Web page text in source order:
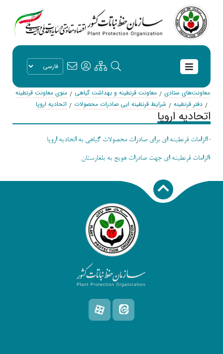
معاونت‌های ستادی معاونت قرنطینه و بهداشت گیاهی
منوی معاونت قرنطینه
دفتر قرنطینه
شرایط قرنطینه ایی صادرات محصولات اتحادیه اروپا
اتحادیه اروپا
-الزامات قرنطینه ای برای صادرات محصولات گیاهی به اتحادیه اروپا
-الزامات قرنطینه ای جهت صادرات هویج به بلغارستان